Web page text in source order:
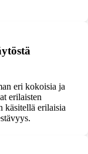
eri kokoisia ja
erilaisten
käsitellä erilaisia